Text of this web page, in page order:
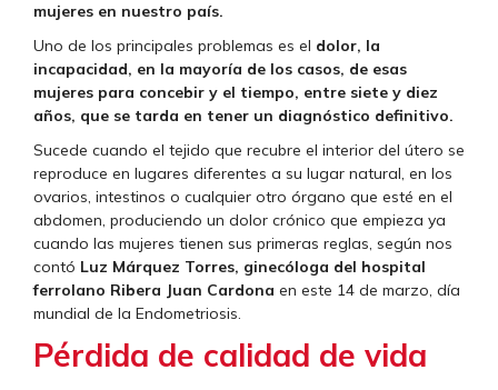
mujeres en nuestro país.
Uno de los principales problemas es el dolor, la
incapacidad, en la mayoría de los casos, de esas
mujeres para concebir y el tiempo, entre siete y diez
años, que se tarda en tener un diagnóstico definitivo.
Sucede cuando el tejido que recubre el interior del útero se
reproduce en lugares diferentes a su lugar natural, en los
ovarios, intestinos o cualquier otro órgano que esté en el
abdomen, produciendo un dolor crónico que empieza ya
cuando las mujeres tienen sus primeras reglas, según nos
contó Luz Márquez Torres, ginecóloga del hospital
ferrolano Ribera Juan Cardona en este 14 de marzo, día
mundial de la Endometriosis.
Pérdida de calidad de vida